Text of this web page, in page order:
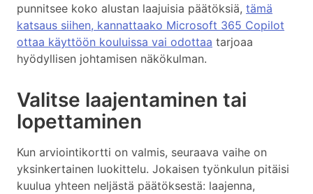
punnitsee koko alustan laajuisia päätöksiä, tämä
katsaus siihen, kannattaako Microsoft 365 Copilot
ottaa käyttöön kouluissa vai odottaa tarjoaa
hyödyllisen johtamisen näkökulman.
Valitse laajentaminen tai
lopettaminen
Kun arviointikortti on valmis, seuraava vaihe on
yksinkertainen luokittelu. Jokaisen työnkulun pitäisi
kuulua yhteen neljästä päätöksestä: laajenna,